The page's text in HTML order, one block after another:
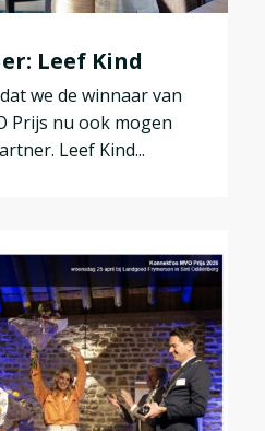
Leef Kind
we de winnaar van
Prijs nu ook mogen
Leef Kind...